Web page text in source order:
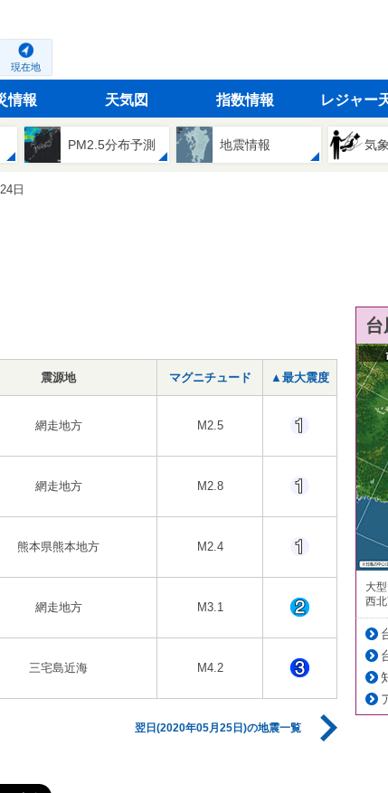
現在地
情報 天気図 指数情報 レジャー
PM2.5分布予測 地震情報 気
日
震源地 マグニチュード ▲最大震度
網走地方 M2.5
網走地方 M2.8
熊本県熊本地方 M2.4
網走地方 M3.1
三宅島近海 M4.2
翌日(2020年05月25日)の地震一覧
大
西